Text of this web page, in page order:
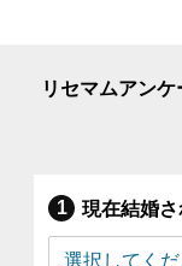
リセマムアン
現在結婚さ